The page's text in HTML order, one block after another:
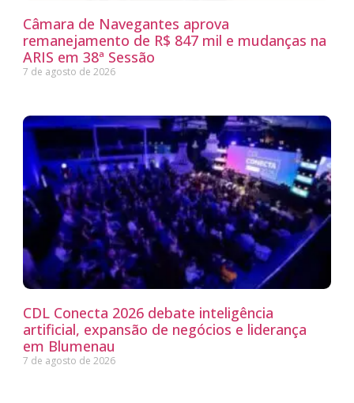
Câmara de Navegantes aprova
remanejamento de R$ 847 mil e mudanças na
ARIS em 38ª Sessão
7 de agosto de 2026
CDL Conecta 2026 debate inteligência
artificial, expansão de negócios e liderança
em Blumenau
7 de agosto de 2026